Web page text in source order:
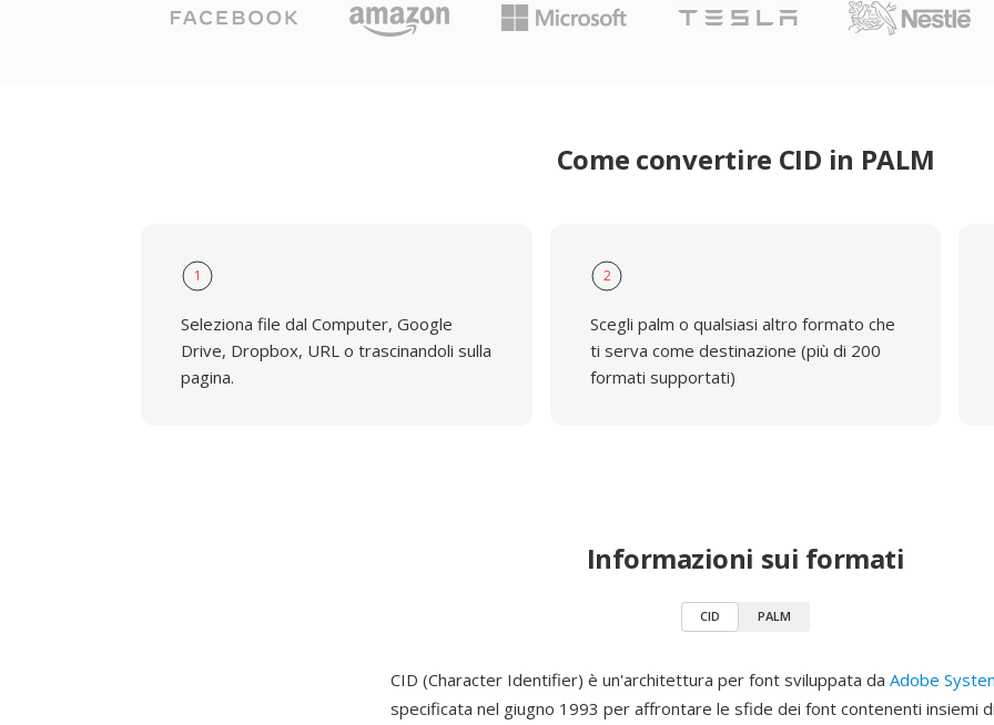
Come convertire CID in PALM
1
Seleziona file dal Computer, Google
Drive, Dropbox, URL o trascinandoli sulla
pagina.
2
Scegli palm o qualsiasi altro formato che
ti serva come destinazione (più di 200
formati supportati)
Informazioni sui formati
CID PALM
CID (Character Identifier) è un'architettura per font sviluppata da Adobe
specificata nel giugno 1993 per affrontare le sfide dei font contenenti insiemi